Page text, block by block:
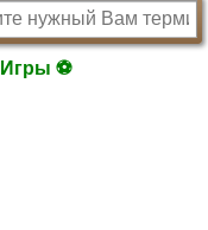
Игры ⚽